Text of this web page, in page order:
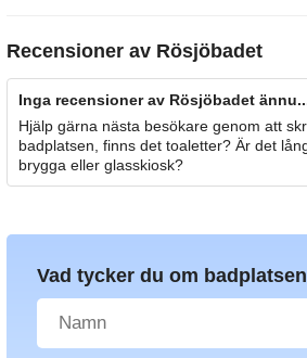
Recensioner av Rösjöbadet
Inga recensioner av Rösjöbadet
Hjälp gärna nästa besökare genom att
badplatsen, finns det toaletter? Är det
brygga eller glasskiosk?
Vad tycker du om